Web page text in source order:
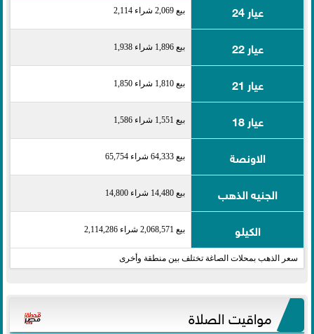
عيار 24
بيع 2,069 شراء 2,114
عيار 22 بيع 1,896 شراء 1,938
عيار 21 بيع 1,810 شراء 1,850
عيار 18 بيع 1,551 شراء 1,586
الاونصة بيع 64,333 شراء 65,754
الجنيه الذهب بيع 14,480 شراء 14,800
الكيلو بيع 2,068,571 شراء 2,114,286
سعر الذهب بمحلات الصاغة تختلف بين منطقة وأخرى
مواقيت الصلاة